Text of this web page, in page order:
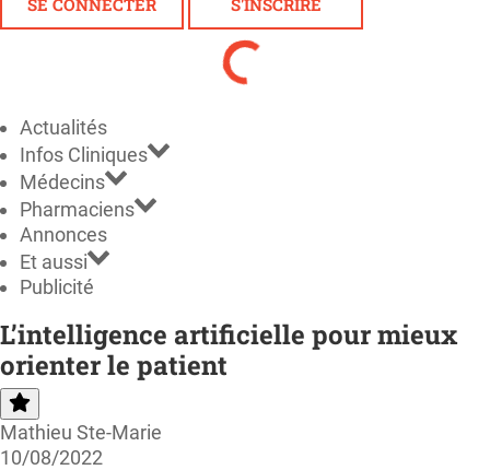
Actualités
Infos Cliniques
Médecins
Pharmaciens
Annonces
Et aussi
Publicité
L’intelligence artificielle pour mieux
orienter le patient
Mathieu Ste-Marie
10/08/2022